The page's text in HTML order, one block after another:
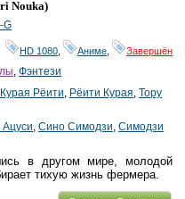
Nouka)
G
HD 1080 Аниме Завершён
, Фэнтези
Курая Рёити, Рёити Курая, Тору
Ацуси, Сино Симодзи, Симодзи
в другом мире, молодой
тихую жизнь фермера.